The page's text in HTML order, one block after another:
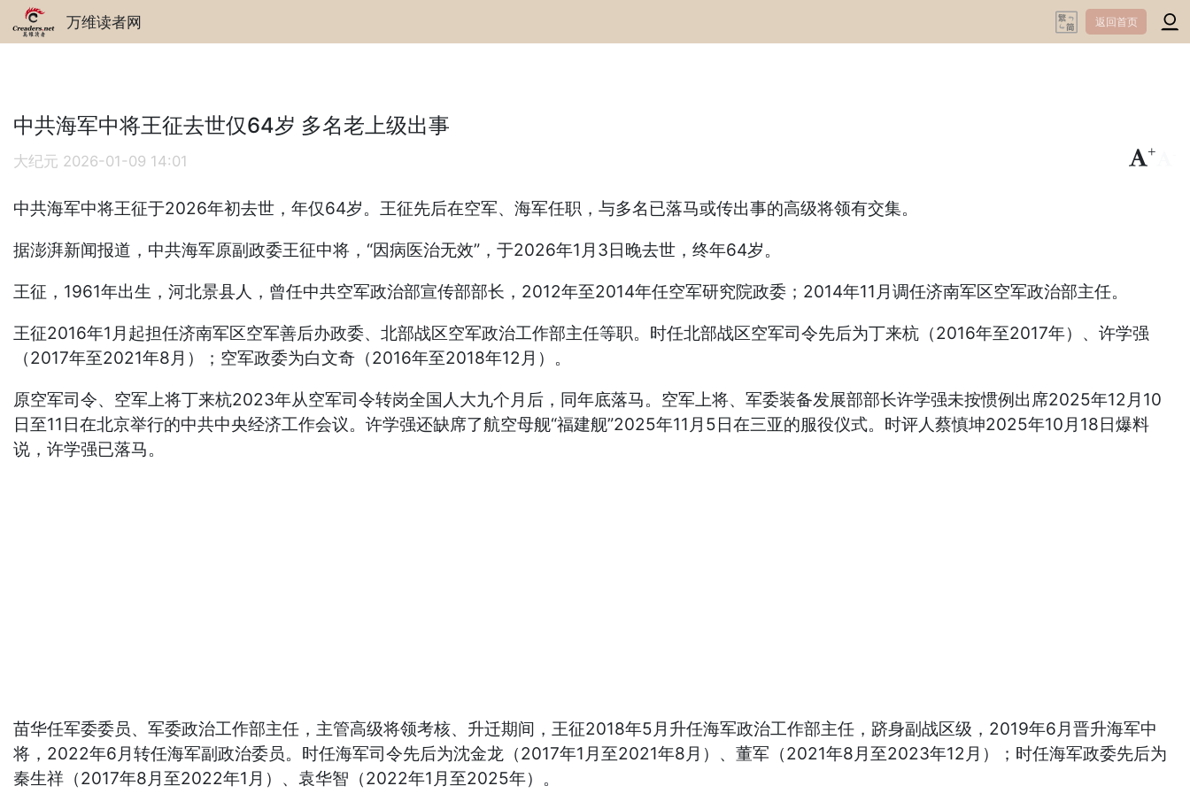
万维读者网 返回首页
中共海军中将王征去世仅64岁 多名老上级出事
大纪元 2026-01-09 14:01
+
中共海军中将王征于2026年初去世，年仅64岁。王征先后在空军、海军任职，与多名已落马或传出事的高级将领有交集。
据澎湃新闻报道，中共海军原副政委王征中将，“因病医治无效”，于2026年1月3日晚去世，终年64岁。
王征，1961年出生，河北景县人，曾任中共空军政治部宣传部部长，2012年至2014年任空军研究院政委；2014年11月调任济南军区空军政治部主任。
王征2016年1月起担任济南军区空军善后办政委、北部战区空军政治工作部主任等职。时任北部战区空军司令先后为丁来杭（2016年至2017年）、许学强
（2017年至2021年8月）；空军政委为白文奇（2016年至2018年12月）。
原空军司令、空军上将丁来杭2023年从空军司令转岗全国人大九个月后，同年底落马。空军上将、军委装备发展部部长许学强未按惯例出席2025年12月10
日至11日在北京举行的中共中央经济工作会议。许学强还缺席了航空母舰“福建舰”2025年11月5日在三亚的服役仪式。时评人蔡慎坤2025年10月18日爆料
说，许学强已落马。
苗华任军委委员、军委政治工作部主任，主管高级将领考核、升迁期间，王征2018年5月升任海军政治工作部主任，跻身副战区级，2019年6月晋升海军中
将，2022年6月转任海军副政治委员。时任海军司令先后为沈金龙（2017年1月至2021年8月）、董军（2021年8月至2023年12月）；时任海军政委先后为
秦生祥（2017年8月至2022年1月）、袁华智（2022年1月至2025年）。